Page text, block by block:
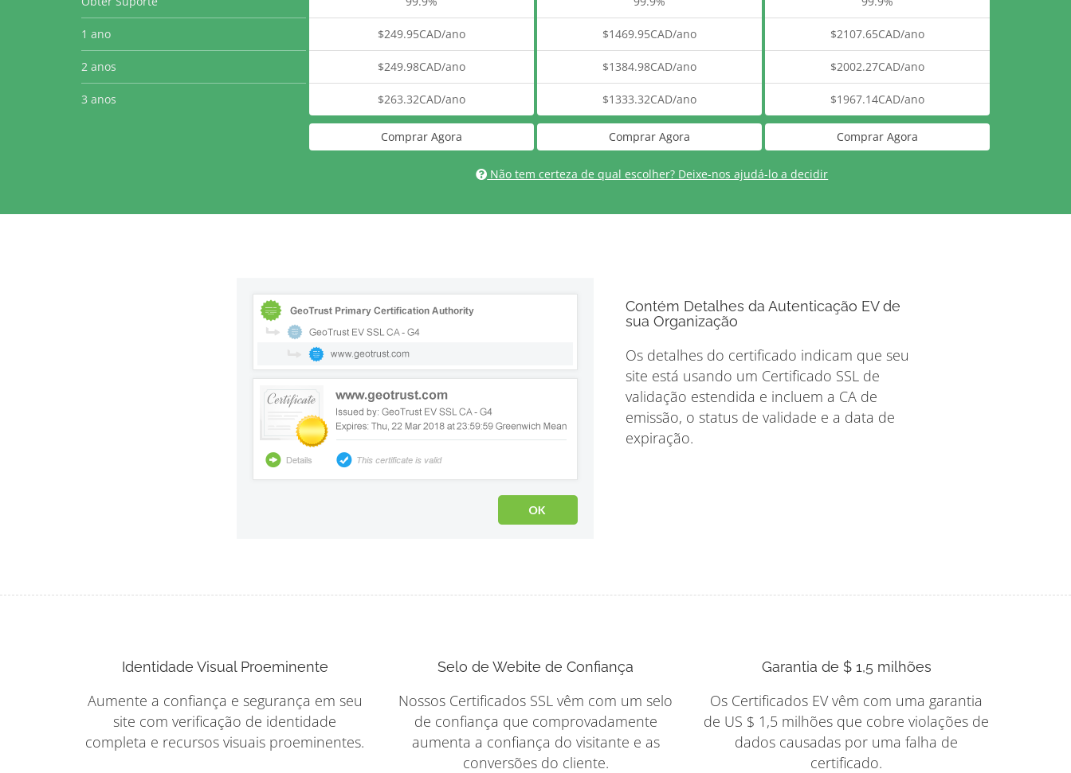
1 ano
2 anos
3 anos
$249.95CAD/ano
$249.98CAD/ano
$263.32CAD/ano
Comprar Agora
$1469.95CAD/ano
$1384.98CAD/ano
$1333.32CAD/ano
Comprar Agora
$2107.65CAD/ano
$2002.27CAD/ano
$1967.14CAD/ano
Comprar Agora
Não tem certeza de qual escolher? Deixe-nos ajudá-lo a decidir
Contém Detalhes da Autenticação EV de
sua Organização
Os detalhes do certificado indicam que seu
site está usando um Certificado SSL de
validação estendida e incluem a CA de
emissão, o status de validade e a data de
expiração.
Identidade Visual Proeminente
Aumente a confiança e segurança em seu
site com verificação de identidade
completa e recursos visuais proeminentes.
Selo de Webite de Confiança
Nossos Certificados SSL vêm com um selo
de confiança que comprovadamente
aumenta a confiança do visitante e as
conversões do cliente.
Garantia de $ 1,5 milhões
Os Certificados EV vêm com uma garantia
de US $ 1,5 milhões que cobre violações de
dados causadas por uma falha de
certificado.